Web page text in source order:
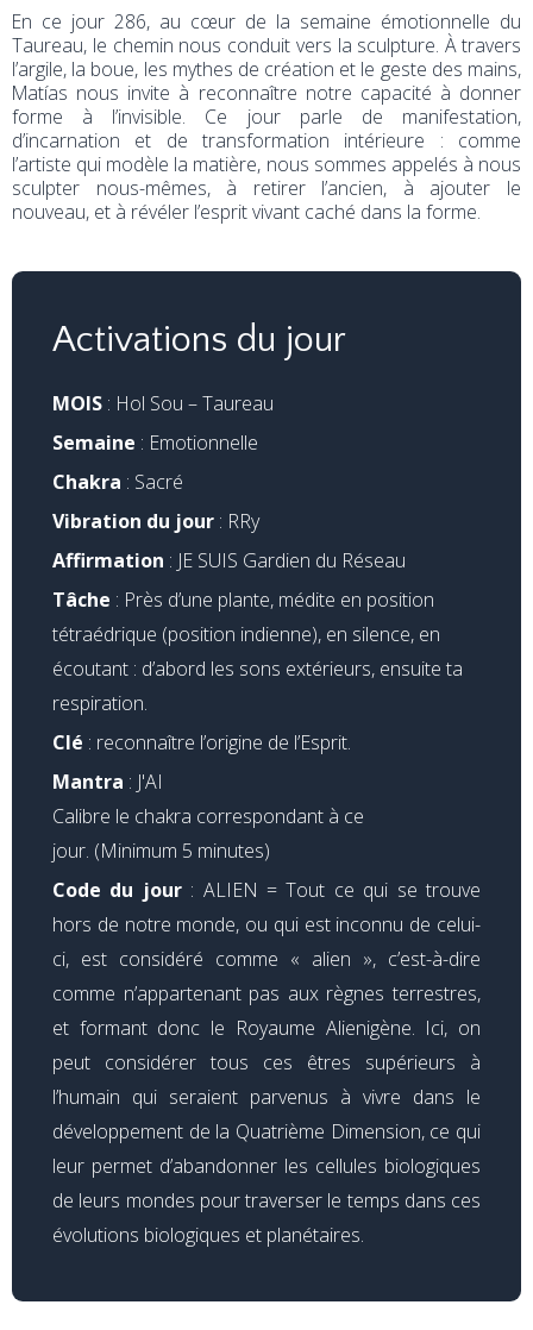
En ce jour 286, au cœur de la semaine émotionnelle du
Taureau, le chemin nous conduit vers la sculpture. À travers
l’argile, la boue, les mythes de création et le geste des mains,
Matías nous invite à reconnaître notre capacité à donner
forme à l’invisible. Ce jour parle de manifestation,
d’incarnation et de transformation intérieure : comme
l’artiste qui modèle la matière, nous sommes appelés à nous
sculpter nous-mêmes, à retirer l’ancien, à ajouter le
nouveau, et à révéler l’esprit vivant caché dans la forme.
Activations du jour
MOIS : Hol Sou – Taureau
Semaine : Emotionnelle
Chakra : Sacré
Vibration du jour : RRy
Affirmation : JE SUIS Gardien du Réseau
Tâche : Près d’une plante, médite en position
tétraédrique (position indienne), en silence, en
écoutant : d’abord les sons extérieurs, ensuite ta
respiration.
Clé : reconnaître l’origine de l’Esprit.
Mantra : J'AI
Calibre le chakra correspondant à ce
jour. (Minimum 5 minutes)
Code du jour : ALIEN = Tout ce qui se trouve
hors de notre monde, ou qui est inconnu de celui-
ci, est considéré comme « alien », c’est-à-dire
comme n’appartenant pas aux règnes terrestres,
et formant donc le Royaume Alienigène. Ici, on
peut considérer tous ces êtres supérieurs à
l’humain qui seraient parvenus à vivre dans le
développement de la Quatrième Dimension, ce qui
leur permet d’abandonner les cellules biologiques
de leurs mondes pour traverser le temps dans ces
évolutions biologiques et planétaires.